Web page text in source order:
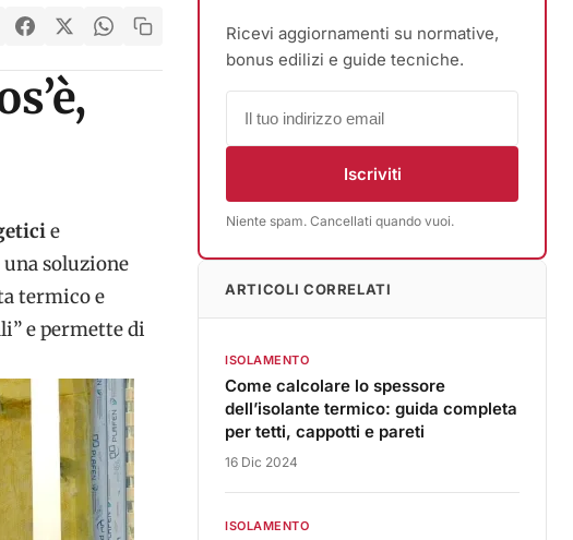
e
una soluzione
termico e
e permette di
Ricevi aggiornamenti su normative,
bonus edilizi e guide tecniche.
Iscriviti
Niente spam. Cancellati quando vuoi.
ARTICOLI CORRELATI
ISOLAMENTO
Come calcolare lo spessore
dell’isolante termico: guida completa
per tetti, cappotti e pareti
16 Dic 2024
ISOLAMENTO